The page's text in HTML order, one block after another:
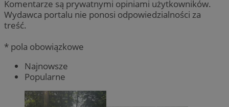
Komentarze są prywatnymi opiniami użytkowników.
Wydawca portalu nie ponosi odpowiedzialności za
treść.
* pola obowiązkowe
Najnowsze
Popularne